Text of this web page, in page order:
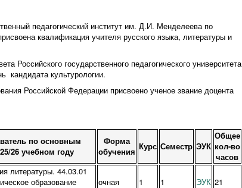
педагогический институт им. Д.И. Менделеева по
квалификация учителя русского языка, литературы и
Российского государственного педагогического университета
кандидата культурологии.
Российской Федерации присвоено ученое звание доцента
по основным
26 учебном году
Форма
обучения Курс Семестр ЭУК
Общее
кол-во
часов
литературы. 44.03.01
образование
очная 1 1 ЭУК 21